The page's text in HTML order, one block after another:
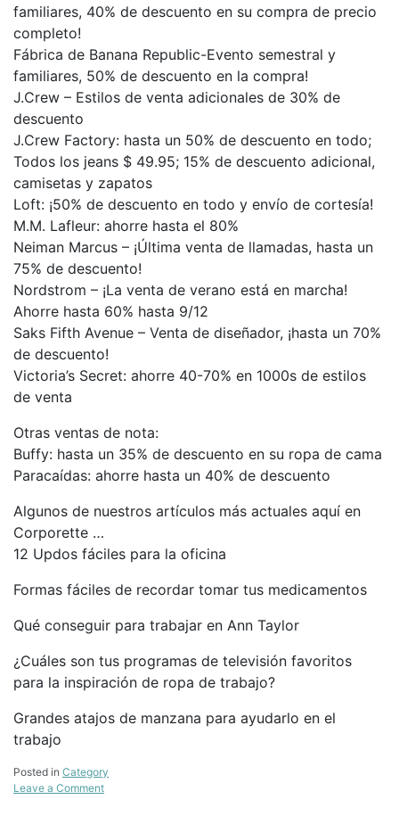
familiares, 40% de descuento en su compra de precio
completo!
Fábrica de Banana Republic-Evento semestral y
familiares, 50% de descuento en la compra!
J.Crew – Estilos de venta adicionales de 30% de
descuento
J.Crew Factory: hasta un 50% de descuento en todo;
Todos los jeans $ 49.95; 15% de descuento adicional,
camisetas y zapatos
Loft: ¡50% de descuento en todo y envío de cortesía!
M.M. Lafleur: ahorre hasta el 80%
Neiman Marcus – ¡Última venta de llamadas, hasta un
75% de descuento!
Nordstrom – ¡La venta de verano está en marcha!
Ahorre hasta 60% hasta 9/12
Saks Fifth Avenue – Venta de diseñador, ¡hasta un 70%
de descuento!
Victoria’s Secret: ahorre 40-70% en 1000s de estilos
de venta
Otras ventas de nota:
Buffy: hasta un 35% de descuento en su ropa de cama
Paracaídas: ahorre hasta un 40% de descuento
Algunos de nuestros artículos más actuales aquí en
Corporette …
12 Updos fáciles para la oficina
Formas fáciles de recordar tomar tus medicamentos
Qué conseguir para trabajar en Ann Taylor
¿Cuáles son tus programas de televisión favoritos
para la inspiración de ropa de trabajo?
Grandes atajos de manzana para ayudarlo en el
trabajo
Posted in Category
Leave a Commenton